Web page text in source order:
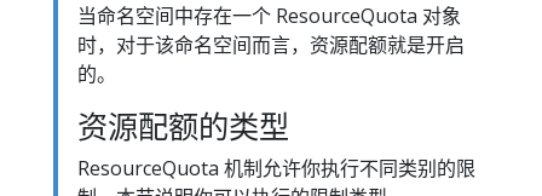
当命名空间中存在一个 ResourceQuota 对象
时，对于该命名空间而言，资源配额就是开启
的。
资源配额的类型
ResourceQuota 机制允许你执行不同类别的限